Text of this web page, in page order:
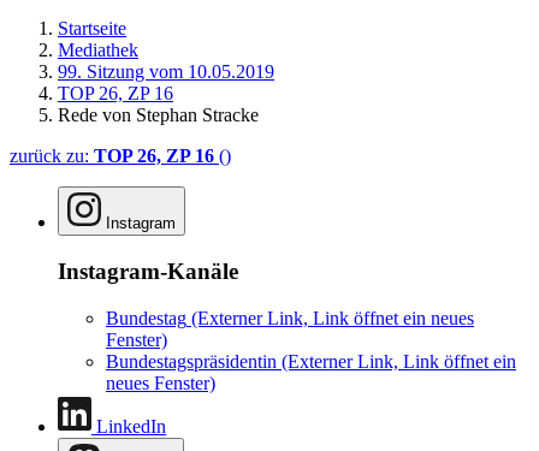
Startseite
Mediathek
99. Sitzung vom 10.05.2019
TOP 26, ZP 16
Rede von Stephan Stracke
zurück zu: TOP 26, ZP 16 ()
Instagram
Instagram-Kanäle
Bundestag (Externer Link, Link öffnet ein neues
Fenster)
Bundestagspräsidentin (Externer Link, Link öffnet ein
neues Fenster)
LinkedIn